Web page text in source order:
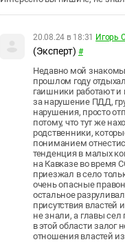
20.08.24 в 18:31 Игорь
(Эксперт) #
Недавно мой
прошлом году
гаишники работают и
за нарушение ПДД,
нарушения, просто
потому, что тут же
родственники,
пониманием
тенденция в малых
на Кавказе во время
приезжал в село
очень опасные
остальное
присутствия властей
не знали, а главы
в этой области залог
отношения властей